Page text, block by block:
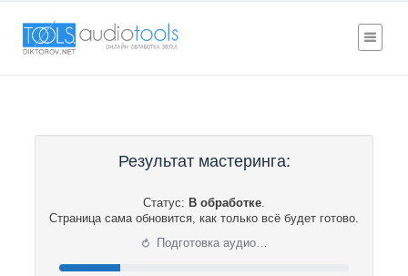
Результат мастеринга:
Статус: В обработке.
Страница сама обновится, как только всё будет готово.
⟳ Подготовка аудио…